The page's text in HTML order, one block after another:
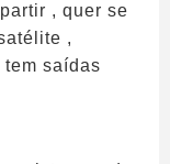
, quer se
,
saídas